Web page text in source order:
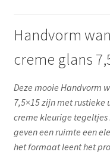
Handvorm
creme glans
Deze mooie Handvorm
7,5×15zijn met rustieke
creme kleurige
geven een ruimte een
het formaat leent het